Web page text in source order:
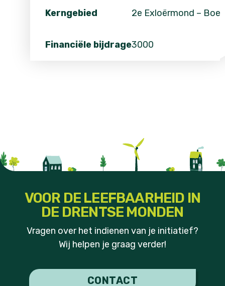
Kerngebied 2e Exloërmond –
Financiële bijdrage3000
VOOR DE LEEFBAARHEID IN
DE DRENTSE MONDEN
Vragen over het indienen van je initiatief?
Wij helpen je graag verder!
CONTACT